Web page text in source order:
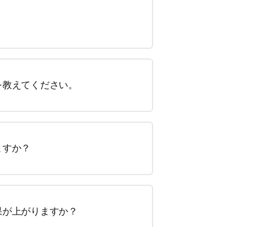
えてください。
か？
上がりますか？